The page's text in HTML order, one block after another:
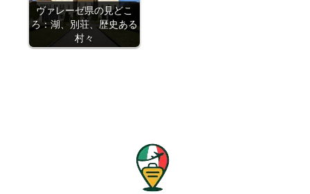
ヴァレーゼ県の見どこ
ろ：湖、別荘、歴史ある
村々